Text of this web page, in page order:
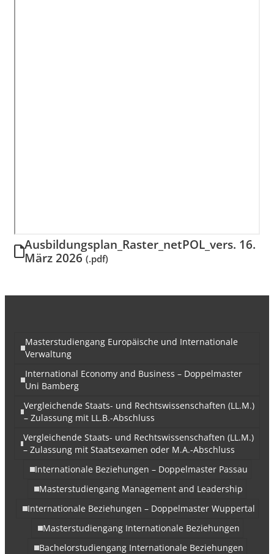
Ausbildungsplan_Raster_netPOL_vers. 16.
März 2026(.pdf)
Masterstudiengang Europäische und Internationale
Verwaltung
International Economy and Business – Doppelmaster
Uni Bamberg
Vergleichende Staats- und Rechtswissenschaften (LL.M.)
– Zulassung mit LL.B.-Abschluss
Vergleichende Staats- und Rechtswissenschaften (LL.M.)
– Zulassung mit Staatsexamen oder M.A.-Abschluss
Internationale Beziehungen – Doppelmaster Passau
Masterstudiengang Management and Leadership
Internationale Beziehungen – Doppelmaster Wuppertal
Masterstudiengang Internationale Beziehungen
Bachelorstudiengang Internationale Beziehungen